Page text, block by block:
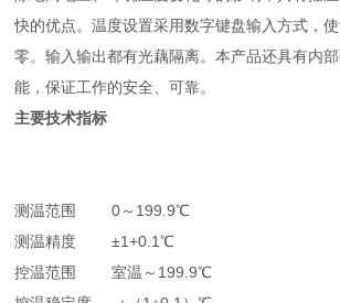
快的优点。温度设置采用数字键盘输入方式，
零。输入输出都有光藕隔离。本产品还具有内
能，保证工作的安全、可靠。
主要技术指标
测温范围 0～199.9℃
测温精度 ±1+0.1℃
控温范围 室温～199.9℃